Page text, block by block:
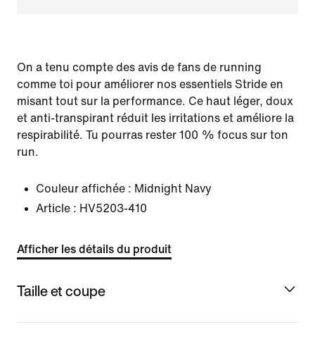
On a tenu compte des avis de fans de running
comme toi pour améliorer nos essentiels Stride en
misant tout sur la performance. Ce haut léger, doux
et anti-transpirant réduit les irritations et améliore la
respirabilité. Tu pourras rester 100 % focus sur ton
run.
Couleur affichée : Midnight Navy
Article : HV5203-410
Afficher les détails du produit
Taille et coupe